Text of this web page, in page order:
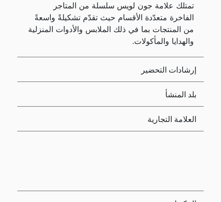
تمتلك علامة جون لويس سلسلة من المتاجر
الفاخرة متعدّدة الأقسام حيث تقدّم تشكيلةً واسعةً
من المنتجات بما في ذلك الملابس والأدوات المنزلية
والهدايا والمأكولات.
إرشادات التحضير
بلد المنشأ
العلامة التجارية